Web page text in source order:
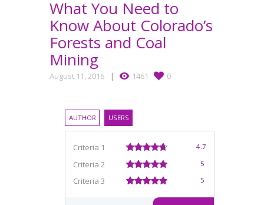
What You Need to
Know About Colorado’s
Forests and Coal
Mining
August 11, 2016 1461 0
AUTHOR USERS
Criteria 1 4.7
Criteria 2 5
Criteria 3 5